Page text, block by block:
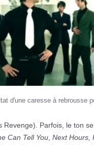
d'une caresse à rebrousse
Revenge). Parfois, le ton
Can Tell You Next Hours,